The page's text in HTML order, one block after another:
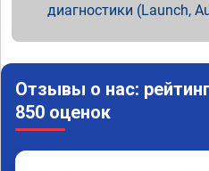
диагностики (Launch,
Отзывы о нас:
850 оценок